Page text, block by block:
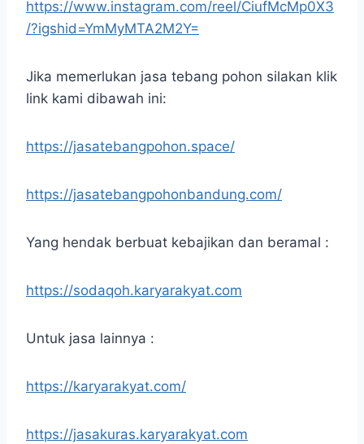
https://www.instagram.com/reel/CiufMcMp0X3
/?igshid=YmMyMTA2M2Y=
Jika memerlukan jasa tebang pohon silakan klik
link kami dibawah ini:
https://jasatebangpohon.space/
https://jasatebangpohonbandung.com/
Yang hendak berbuat kebajikan dan beramal :
https://sodaqoh.karyarakyat.com
Untuk jasa lainnya :
https://karyarakyat.com/
https://jasakuras.karyarakyat.com